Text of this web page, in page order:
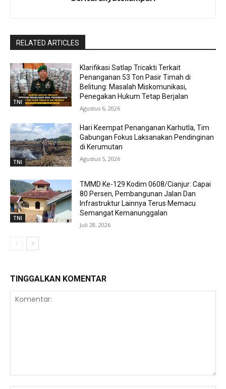
RELATED ARTICLES
TNI
Klarifikasi Satlap Tricakti Terkait
Penanganan 53 Ton Pasir Timah di
Belitung: Masalah Miskomunikasi,
Penegakan Hukum Tetap Berjalan
Agustus 6, 2026
TNI
Hari Keempat Penanganan Karhutla, Tim
Gabungan Fokus Laksanakan Pendinginan
di Kerumutan
Agustus 5, 2026
TNI
TMMD Ke-129 Kodim 0608/Cianjur: Capai
80 Persen, Pembangunan Jalan Dan
Infrastruktur Lainnya Terus Memacu
Semangat Kemanunggalan
Juli 28, 2026
TINGGALKAN KOMENTAR